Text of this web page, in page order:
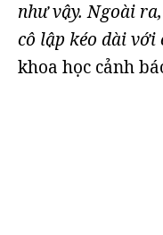
như vậy. Ngoài
cô lập kéo dài với
khoa học cảnh